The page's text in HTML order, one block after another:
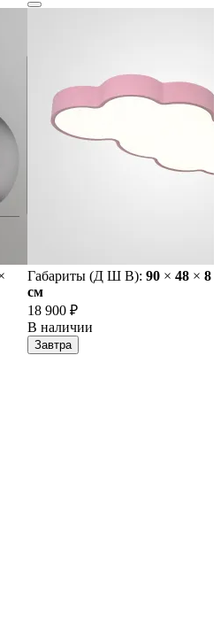
Габариты (Д Ш В): 90 × 48 × 8
cм
18 900 ₽
В наличии
Завтра